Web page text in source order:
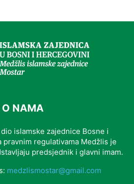
O NAMA
islamske zajednice Bosne i
pravnim regulativama Medžlis je
predsjednik i glavni imam.
medzlismostar@gmail.com